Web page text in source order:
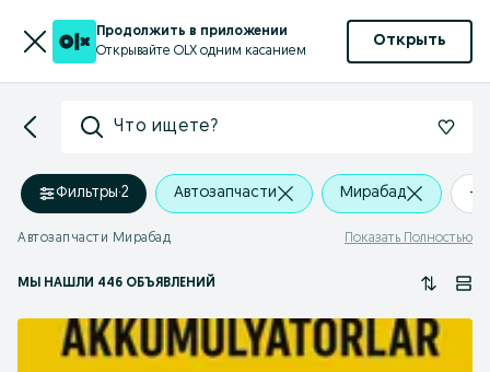
Продолжить в приложении
Открывайте OLX одним касанием
Открыть
Что ищете?
Фильтры·2 Автозапчасти Мирабад
Автозапчасти Мирабад Показать Полностью
МЫ НАШЛИ 446 ОБЪЯВЛЕНИЙ